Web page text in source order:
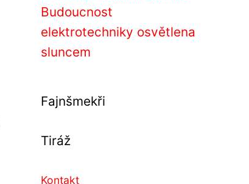
Budoucnost
elektrotechniky osvětlena
sluncem
Fajnšmekři
Tiráž
Kontakt